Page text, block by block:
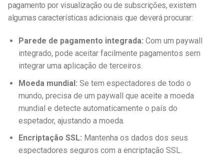
pagamento por visualização ou de subscrições, existem
algumas características adicionais que deverá procurar:
Parede de pagamento integrada: Com um paywall
integrado, pode aceitar facilmente pagamentos sem
integrar uma aplicação de terceiros.
Moeda mundial: Se tem espectadores de todo o
mundo, precisa de um paywall que aceite a moeda
mundial e detecte automaticamente o país do
espetador, ajustando a moeda.
Encriptação SSL: Mantenha os dados dos seus
espectadores seguros com a encriptação SSL.